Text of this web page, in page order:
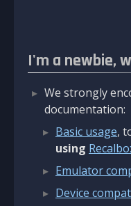
I'm a newbie,
We strongly
documentation:
Basic usage,
using
Emulator
Device